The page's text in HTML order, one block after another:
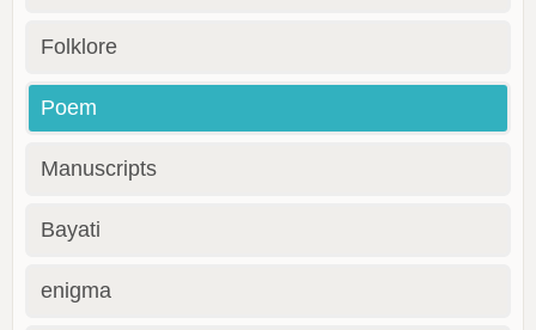
Folklore
Poem
Manuscripts
Bayati
enigma